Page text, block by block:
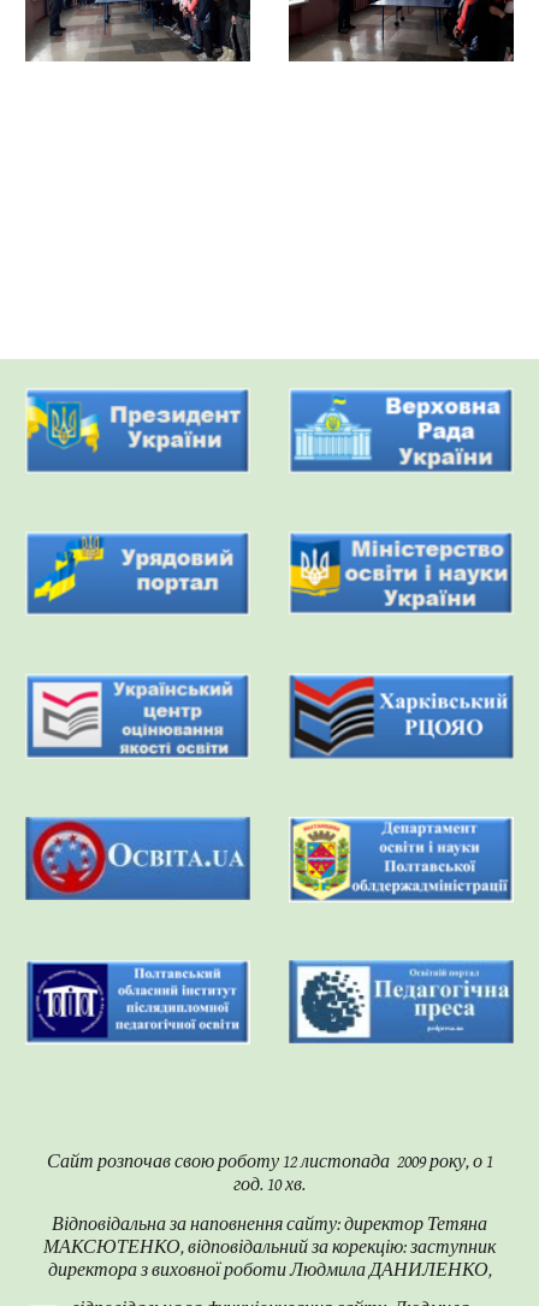
Сайт розпочав свою роботу 12 листопада 2009 року, о 1
год. 10 хв.
Відповідальна за наповнення сайту: директор Тетяна
МАКСЮТЕНКО, відповідальний за корекцію: заступник
директора з виховної роботи Людмила ДАНИЛЕНКО,